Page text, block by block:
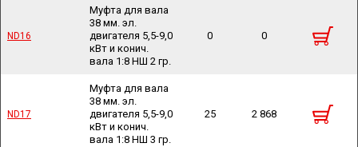
ND16
Муфта для вала
38 мм. эл.
двигателя 5,5-9,0
кВт и конич.
вала 1:8 НШ 2 гр.
0 0
ND17
Муфта для вала
38 мм. эл.
двигателя 5,5-9,0
кВт и конич.
вала 1:8 НШ 3 гр.
25 2 868
ND16
ND17